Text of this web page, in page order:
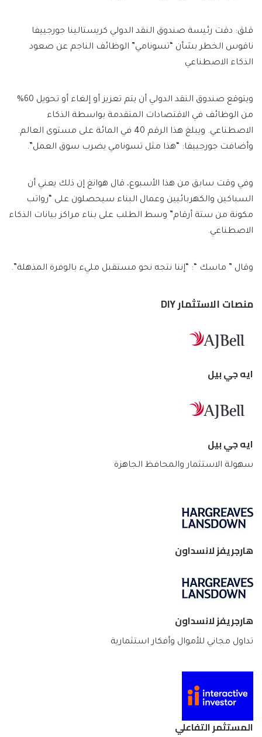
قلق: دقت رئيسة صندوق النقد الدولي كريستالينا جورجييفا
ناقوس الخطر بشأن “تسونامي” الوظائف الناجم عن صعود
الذكاء الاصطناعي
ويتوقع صندوق النقد الدولي أن يتم تعزيز أو إلغاء أو تحويل 60%
من الوظائف في الاقتصادات المتقدمة بواسطة الذكاء
الاصطناعي. ويبلغ هذا الرقم 40 في المائة على مستوى العالم.
وأضافت جورجييفا: “هذا مثل تسونامي يضرب سوق العمل”.
وفي وقت سابق من هذا الأسبوع، قال هوانغ إن ذلك يعني أن
السباكين والكهربائيين وعمال البناء سيحصلون على “رواتب
مكونة من ستة أرقام” وسط الطلب على بناء مراكز بيانات الذكاء
الاصطناعي.
وقال ” ماسك “: “إننا نتجه نحو مستقبل مليء بالوفرة المذهلة”.
منصات الاستثمار DIY
ايه جي بيل
ايه جي بيل
سهولة الاستثمار والمحافظ الجاهزة
هارجريفز لانسداون
هارجريفز لانسداون
تداول مجاني للأموال وأفكار استثمارية
المستثمر التفاعلي